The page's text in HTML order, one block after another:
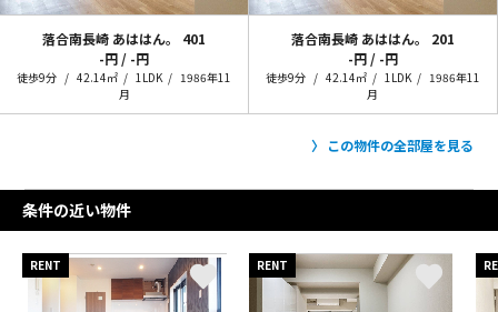
落合南長崎 あははん。
401
-円 / -円
徒歩9分 42.14㎡ 1LDK
1986年11
月
落合南長崎 あははん。
201
-円 / -円
徒歩9分 42.14㎡ 1LDK
1986年11
月
この物件の全部屋を見る
条件の近い物件
RENT RENT